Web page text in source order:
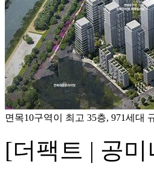
면목10구역이 최고 35층, 971세대
[더팩트 | 공